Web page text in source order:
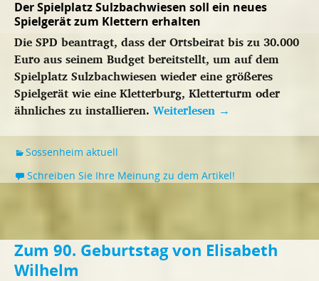
Der Spielplatz Sulzbachwiesen soll ein neues
Spielgerät zum Klettern erhalten
Die SPD beantragt, dass der Ortsbeirat bis zu 30.000
Euro aus seinem Budget bereitstellt, um auf dem
Spielplatz Sulzbachwiesen wieder eine größeres
Spielgerät wie eine Kletterburg, Kletterturm oder
ähnliches zu installieren. Weiterlesen →
Sossenheim aktuell
Schreiben Sie Ihre Meinung zu dem Artikel!
Zum 90. Geburtstag von Elisabeth
Wilhelm